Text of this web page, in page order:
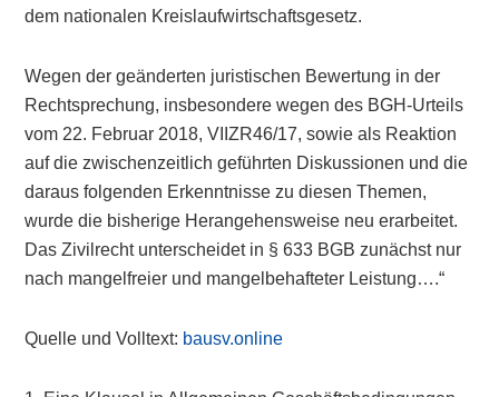
dem nationalen Kreislaufwirtschaftsgesetz.
Wegen der geänderten juristischen Bewertung in der
Rechtsprechung, insbesondere wegen des BGH-Urteils
vom 22. Februar 2018, VIIZR46/17, sowie als Reaktion
auf die zwischenzeitlich geführten Diskussionen und die
daraus folgenden Erkenntnisse zu diesen Themen,
wurde die bisherige Herangehensweise neu erarbeitet.
Das Zivilrecht unterscheidet in § 633 BGB zunächst nur
nach mangelfreier und mangelbehafteter Leistung….“
Quelle und Volltext: bausv.online